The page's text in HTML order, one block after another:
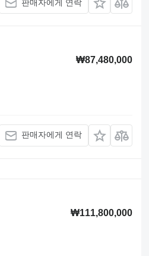
판매자에게 연락
₩87,480,000
판매자에게 연락
₩111,800,000